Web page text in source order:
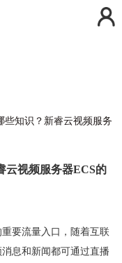
操作日志
些知识？新睿云视频服务
云视频服务器ECS的
要流量入口，随着互联
息和新闻都可通过直播